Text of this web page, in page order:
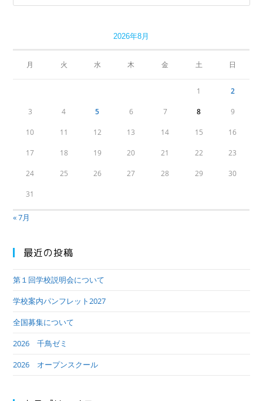
2026年8月
月 火 水 木 金 土 日
1 2
3 4 5 6 7 8 9
10 11 12 13 14 15 16
17 18 19 20 21 22 23
24 25 26 27 28 29 30
31
« 7月
最近の投稿
第１回学校説明会について
学校案内パンフレット2027
全国募集について
2026 千鳥ゼミ
2026 オープンスクール